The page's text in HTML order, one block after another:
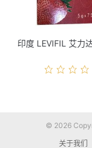
印度 LEVIFIL 艾力
© 2026
关于我们